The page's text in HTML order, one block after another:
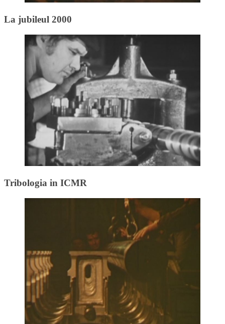
La jubileul 2000
Tribologia in ICMR